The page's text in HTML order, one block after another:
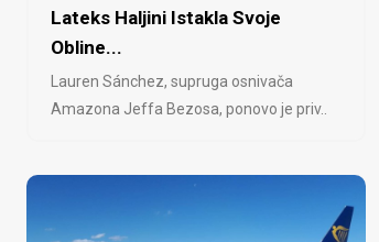
Lateks Haljini Istakla Svoje
Obline...
Lauren Sánchez, supruga osnivača
Amazona Jeffa Bezosa, ponovo je priv..